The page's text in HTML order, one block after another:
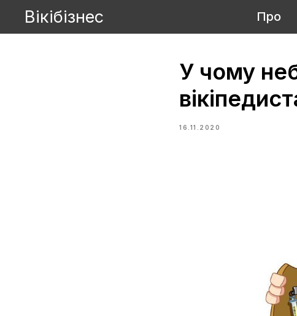
Вікібізнес Про
У чому
16.11.2020